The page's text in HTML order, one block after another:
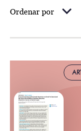
Ordenar por